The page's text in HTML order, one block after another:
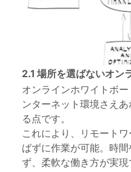
2.1 場所を選ばないオン
オンラインホワイトボ
ンターネット環境さえ
る点です。
これにより、リモート
ばずに作業が可能。時
ず、柔軟な働き方が実現